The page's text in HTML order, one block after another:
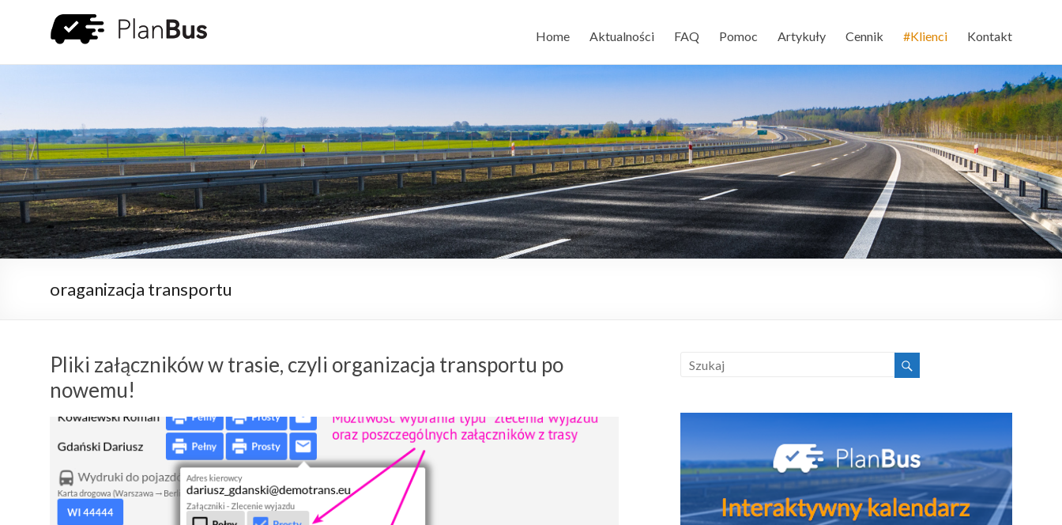
Home Aktualności FAQ Pomoc Artykuły Cennik #Klienci Kontakt
oraganizacja transportu
Pliki załączników w trasie, czyli organizacja transportu po
nowemu!